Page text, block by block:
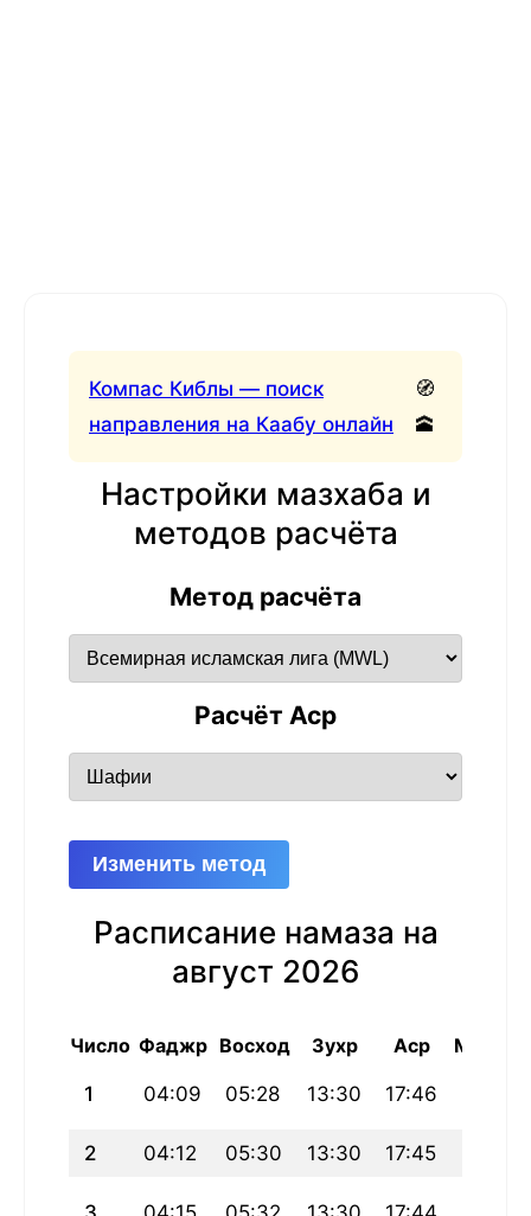
Компас Киблы — поиск
направления на Каабу онлайн
🧭
🕋
Настройки мазхаба и
методов расчёта
Метод расчёта
Расчёт Аср
Изменить метод
Расписание намаза на
август 2026
Число Фаджр Восход Зухр Аср Магриб
1 04:09 05:28 13:30 17:46
2 04:12 05:30 13:30 17:45